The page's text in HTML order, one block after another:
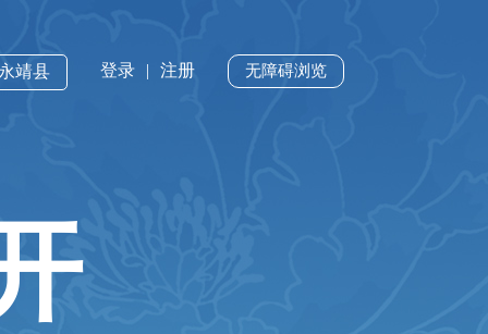
无障碍浏览
登录 | 注册
靖县